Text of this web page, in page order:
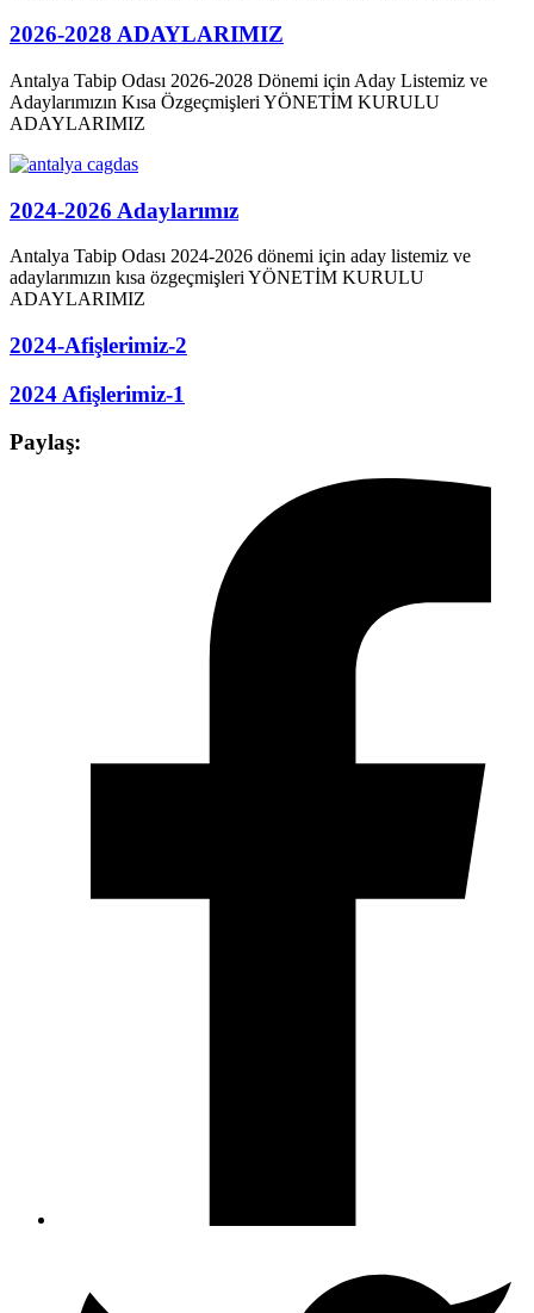
2026-2028 ADAYLARIMIZ
Antalya Tabip Odası 2026-2028 Dönemi için Aday Listemiz ve
Adaylarımızın Kısa Özgeçmişleri YÖNETİM KURULU
ADAYLARIMIZ
2024-2026 Adaylarımız
Antalya Tabip Odası 2024-2026 dönemi için aday listemiz ve
adaylarımızın kısa özgeçmişleri YÖNETİM KURULU
ADAYLARIMIZ
2024-Afişlerimiz-2
2024 Afişlerimiz-1
Paylaş: